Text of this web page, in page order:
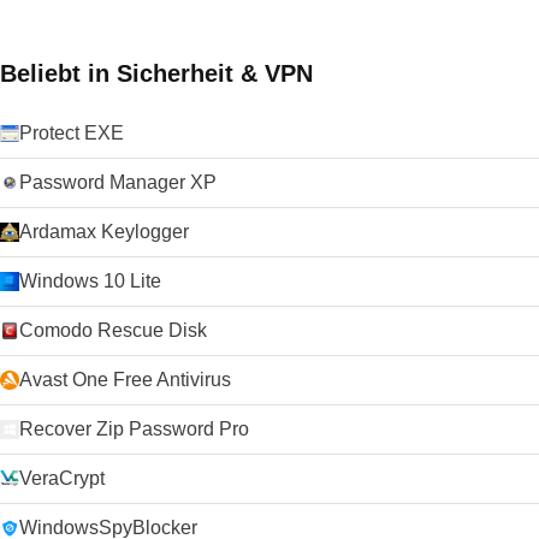
Beliebt in Sicherheit & VPN
Protect EXE
Password Manager XP
Ardamax Keylogger
Windows 10 Lite
Comodo Rescue Disk
Avast One Free Antivirus
Recover Zip Password Pro
VeraCrypt
WindowsSpyBlocker